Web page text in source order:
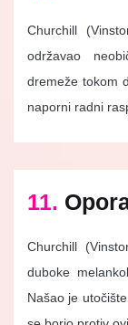
Churchill
održavao
dremeže tokom
naporni radni
11.
Churchill
duboke
Našao je